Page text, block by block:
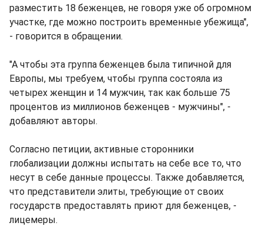
разместить 18 беженцев, не говоря уже об огромном
участке, где можно построить временные убежища",
- говорится в обращении.
"А чтобы эта группа беженцев была типичной для
Европы, мы требуем, чтобы группа состояла из
четырех женщин и 14 мужчин, так как больше 75
процентов из миллионов беженцев - мужчины", -
добавляют авторы.
Согласно петиции, активные сторонники
глобализации должны испытать на себе все то, что
несут в себе данные процессы. Также добавляется,
что представители элиты, требующие от своих
государств предоставлять приют для беженцев, -
лицемеры.